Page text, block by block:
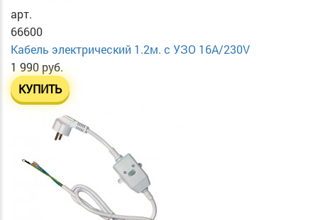
арт.
66600
Кабель электрический 1.2м. с УЗО 16А/230V
1 990 руб.
КУПИТЬ